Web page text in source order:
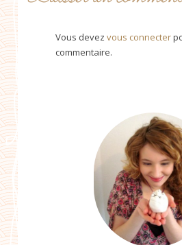
Vous devez vous connecter
commentaire.